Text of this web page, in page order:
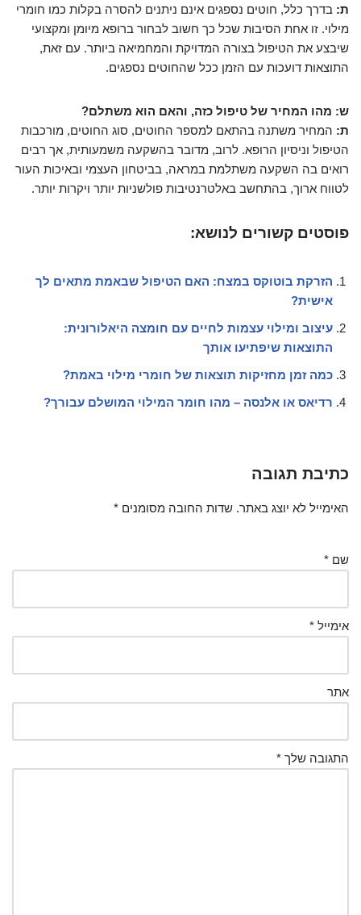
ת: בדרך כלל, חוטים נספגים אינם ניתנים להסרה בקלות כמו חומרי
מילוי. זו אחת הסיבות שכל כך חשוב לבחור ברופא מיומן ומקצועי
שיבצע את הטיפול בצורה המדויקת והמחמיאה ביותר. עם זאת,
התוצאות דועכות עם הזמן ככל שהחוטים נספגים.
ש: מהו המחיר של טיפול כזה, והאם הוא משתלם?
ת: המחיר משתנה בהתאם למספר החוטים, סוג החוטים, מורכבות
הטיפול וניסיון הרופא. לרוב, מדובר בהשקעה משמעותית, אך רבים
רואים בה השקעה משתלמת במראה, בביטחון העצמי ובאיכות העור
לטווח ארוך, בהתחשב באלטרנטיבות פולשניות יותר ויקרות יותר.
פוסטים קשורים לנושא:
הזרקת בוטוקס במצח: האם הטיפול שבאמת מתאים לך
אישית?
עיצוב ומילוי עצמות לחיים עם חומצה היאלורונית:
התוצאות שיפתיעו אותך
כמה זמן מחזיקות תוצאות של חומרי מילוי באמת?
רדיאס או אלנסה – מהו חומר המילוי המושלם עבורך?
כתיבת תגובה
האימייל לא יוצג באתר. שדות החובה מסומנים *
שם *
אימייל *
אתר
התגובה שלך *